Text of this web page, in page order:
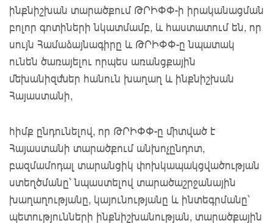
ինքնիշխան տարածքում ԹՐԻՓՓ-ի իրականացման
բոլոր գոտիների նկատմամբ, և հաստատում են, որ
սույն Համաձայնագիրը և ԹՐԻՓՓ-ը նպատակ
ունեն ծառայելու որպես առանցքային
մեխանիզմներ հանուն խաղաղ և ինքնիշխան
Հայաստանի,
հիմք ընդունելով, որ ԹՐԻՓՓ-ը միտված է
Հայաստանի տարածքում անխոչընդոտ,
բազմամոդալ տարանցիկ փոխկապակցվածության
ստեղծմանը՝ նպաստելով տարածաշրջանային
խաղաղությանը, կայունությանը և ինտեգրմանը՝
պետությունների ինքնիշխանության, տարածքային